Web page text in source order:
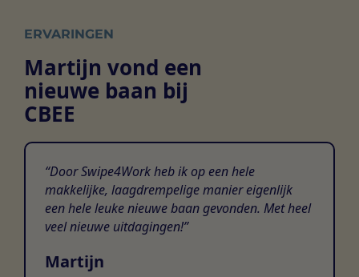
ERVARINGEN
Martijn vond een
nieuwe baan bij
CBEE
Door Swipe4Work heb ik op een hele
makkelijke, laagdrempelige manier eigenlijk
een hele leuke nieuwe baan gevonden. Met heel
veel nieuwe uitdagingen!
Martijn